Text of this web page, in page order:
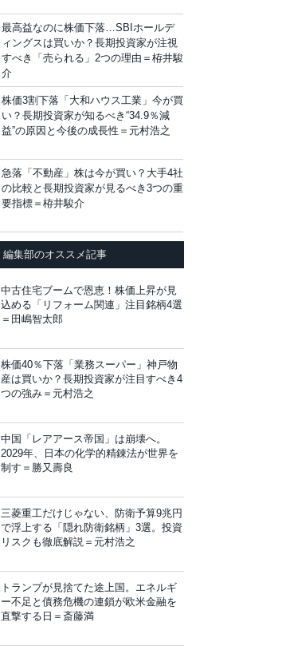
最高益なのに株価下落…SBIホールデ
ィングスは買いか？長期投資家が注視
すべき「売られる」2つの理由＝栫井駿
介
株価3割下落「大和ハウス工業」今が買
い？長期投資家が知るべき“34.9％減
益”の原因と今後の成長性＝元村浩之
急落「不動産」株は今が買い？大手4社
の比較と長期投資家が見るべき3つの重
要指標＝栫井駿介
編集部のオススメ記事
中古住宅ブームで恩恵！株価上昇が見
込める「リフォーム関連」注目銘柄4選
＝田嶋智太郎
株価40％下落「業務スーパー」神戸物
産は買いか？長期投資家が注目すべき4
つの強み＝元村浩之
中国「レアアース帝国」は崩壊へ。
2029年、日本の化学的精錬法が世界を
制す＝勝又壽良
三菱重工だけじゃない、防衛予算9兆円
で浮上する「隠れ防衛銘柄」3選。投資
リスクも徹底解説＝元村浩之
トランプが見捨てた途上国。エネルギ
ー不足と債務危機の連鎖が欧米金融を
直撃する日＝斎藤満